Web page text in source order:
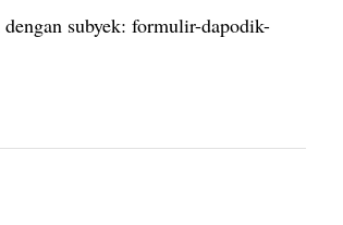
dengan subyek: formulir-dapodik-